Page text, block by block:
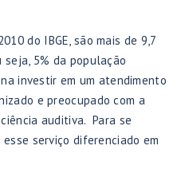
do IBGE, são mais de 9,7
5% da população
investir em um atendimento
e preocupado com a
auditiva. Para se
serviço diferenciado em